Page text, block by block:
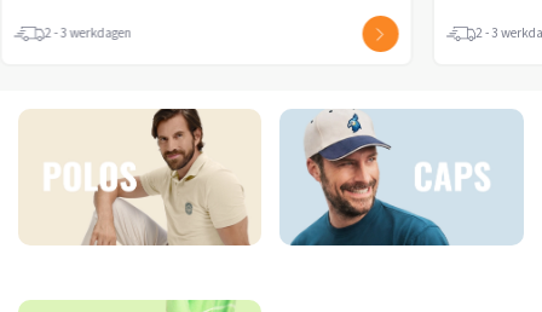
2 - 3 werkdagen 2 - 3